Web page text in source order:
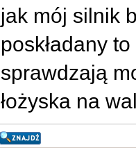
jak mój silnik
poskładany
sprawdzają
łożyska na